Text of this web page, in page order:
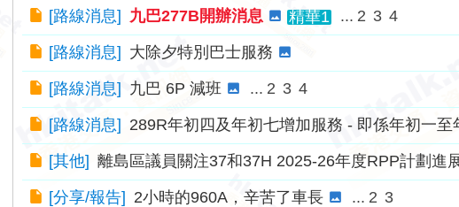
[路線消息] 九巴277B開辦消息 精華1 ... 2 3 4
[路線消息] 大除夕特別巴士服務
[路線消息] 九巴 6P 減班 ... 2 3 4
[路線消息] 289R年初四及年初七增加服務 - 即係年初一至
[其他] 離島區議員關注37和37H 2025-26年度RPP計劃進
[分享/報告] 2小時的960A，辛苦了車長 ... 2 3